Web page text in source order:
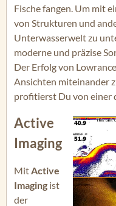
Fische fangen. Um mit
von Strukturen und
Unterwasserwelt zu
moderne und präzise
Der Erfolg von
Ansichten miteinander
profitierst Du von einer
Active
Imaging
MitActive
Imaging ist
der